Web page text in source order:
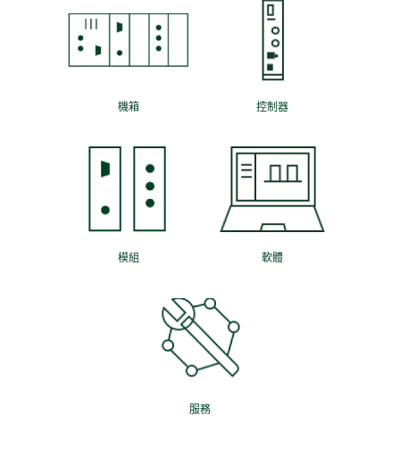
機箱 控制器
模組 軟體
服務